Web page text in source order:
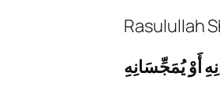
Rasulullah
أَوْ يُمَجِّسَانِهِ